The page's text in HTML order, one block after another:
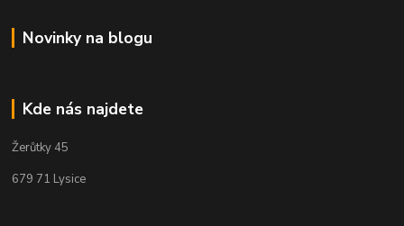
Novinky na blogu
Kde nás najdete
Žerůtky 45
679 71 Lysice